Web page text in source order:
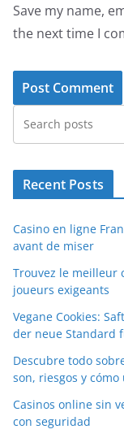
Save my name,
the next time I
Recent Posts
Casino en ligne
avant de miser
Trouvez le meilleur
joueurs exigeants
Vegane Cookies:
der neue Standard
Descubre todo
son, riesgos y
Casinos online sin
con seguridad